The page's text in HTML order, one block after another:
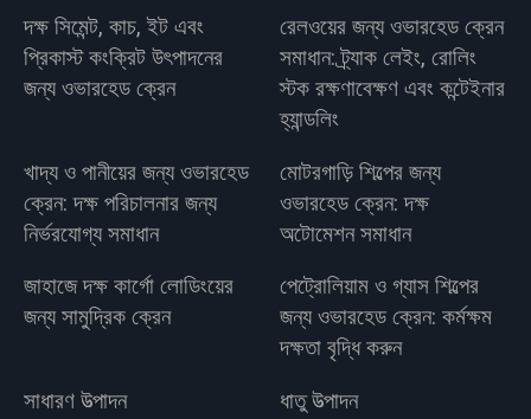
দক্ষ সিমেন্ট, কাচ, ইট এবং
প্রিকাস্ট কংক্রিট উৎপাদনের
জন্য ওভারহেড ক্রেন
রেলওয়ের জন্য ওভারহেড ক্রেন
সমাধান: ট্র্যাক লেইং, রোলিং
স্টক রক্ষণাবেক্ষণ এবং কন্টেইনার
হ্যান্ডলিং
খাদ্য ও পানীয়ের জন্য ওভারহেড
ক্রেন: দক্ষ পরিচালনার জন্য
নির্ভরযোগ্য সমাধান
মোটরগাড়ি শিল্পের জন্য
ওভারহেড ক্রেন: দক্ষ
অটোমেশন সমাধান
জাহাজে দক্ষ কার্গো লোডিংয়ের
জন্য সামুদ্রিক ক্রেন
পেট্রোলিয়াম ও গ্যাস শিল্পের
জন্য ওভারহেড ক্রেন: কর্মক্ষম
দক্ষতা বৃদ্ধি করুন
সাধারণ উত্পাদন
ধাতু উত্পাদন